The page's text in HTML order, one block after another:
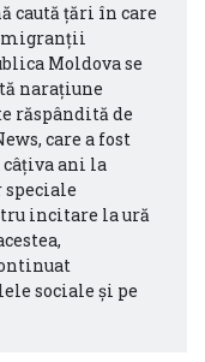
caută țări în care
migranții
Moldova se
narațiune
răspândită de
care a fost
ani la
incitare la ură
sociale și pe